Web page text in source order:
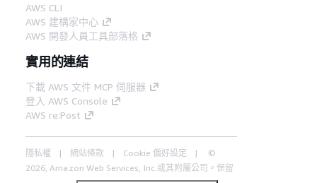
AWS CLI
AWS 建構家中心
AWS 開發人員工具部落格
實用的連結
下載 AWS 文件 MCP 伺服器
登入 AWS Console
AWS re:Post
隱私權 網站條款 Cookie 偏好設定
©
2026, Amazon Web Services, Inc.或其附屬公司。保留